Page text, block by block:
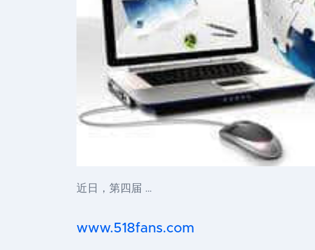
近日，第四届 …
www.518fans.com